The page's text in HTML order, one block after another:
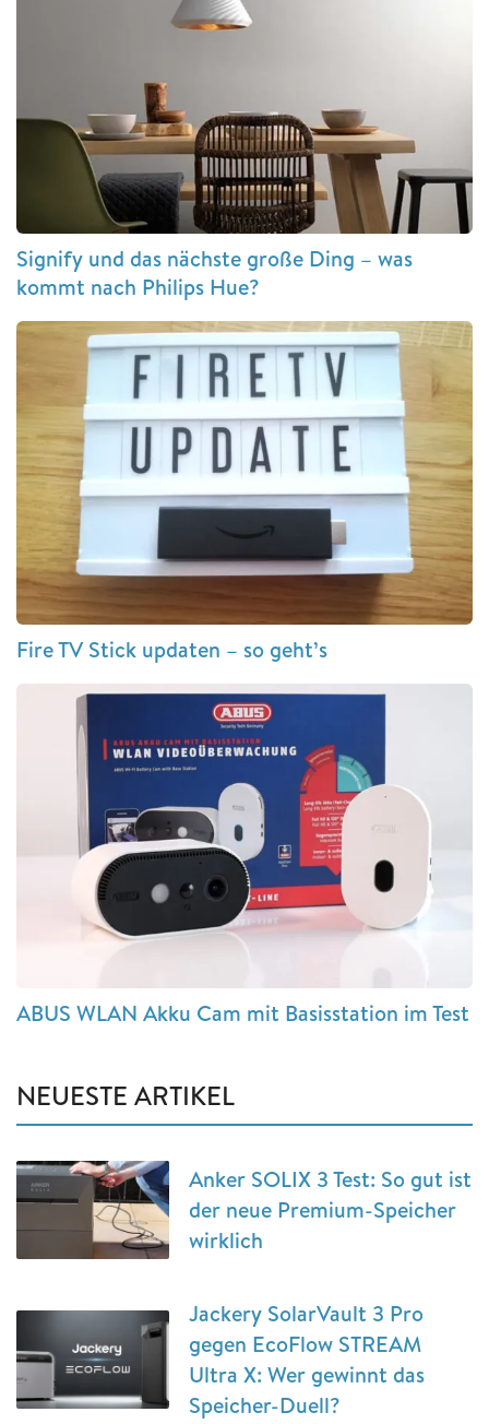
Signify und das nächste große Ding – was
kommt nach Philips Hue?
Fire TV Stick updaten – so geht’s
ABUS WLAN Akku Cam mit Basisstation im Test
NEUESTE ARTIKEL
Anker SOLIX 3 Test: So gut ist
der neue Premium-Speicher
wirklich
Jackery SolarVault 3 Pro
gegen EcoFlow STREAM
Ultra X: Wer gewinnt das
Speicher-Duell?